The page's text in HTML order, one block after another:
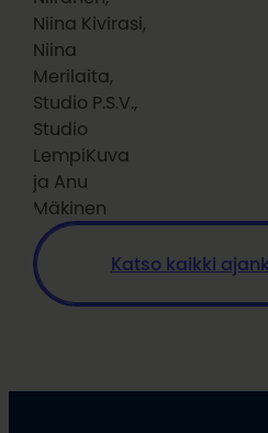
Niina Kivirasi,
Niina
Merilaita,
Studio P.S.V.,
Studio
LempiKuva
ja Anu
Mäkinen
Katso kaikki